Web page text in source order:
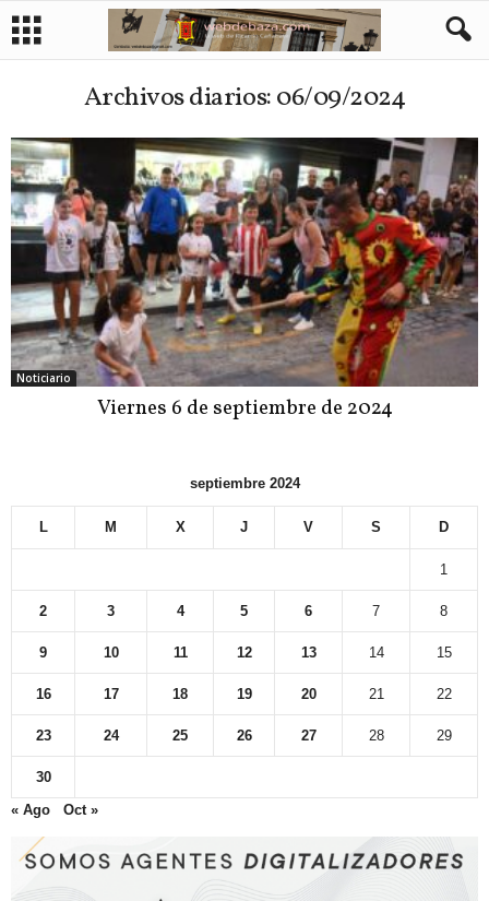
Archivos diarios: 06/09/2024
Noticiario
Viernes 6 de septiembre de 2024
septiembre 2024
L M X J V S D
1
2 3 4 5 6 7 8
9 10 11 12 13 14 15
16 17 18 19 20 21 22
23 24 25 26 27 28 29
30
« Ago
Oct »